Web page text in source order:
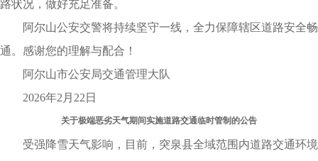
路状况，做好充足准备。
阿尔山公安交警将持续坚守一线，全力保障辖区道路安全畅
通。感谢您的理解与配合！
阿尔山市公安局交通管理大队
2026年2月22日
关于极端恶劣天气期间实施道路交通临时管制的公告
受强降雪天气影响，目前，突泉县全域范围内道路交通环境